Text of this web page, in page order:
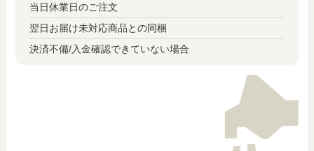
当日休業日のご注文
翌日お届け未対応商品との同梱
決済不備/入金確認できていない場合